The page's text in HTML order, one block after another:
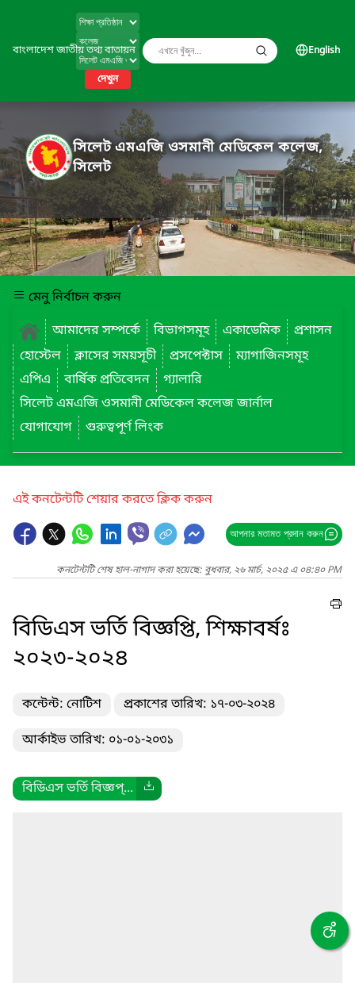
বাংলাদেশ জাতীয় তথ্য বাতায়ন
দেখুন
English
সিলেট এমএজি ওসমানী মেডিকেল কলেজ,
সিলেট
মেনু নির্বাচন করুন
আমাদের সম্পর্কে
বিভাগসমূহ একাডেমিক
প্রশাসন
হোস্টেল
ক্লাসের সময়সূচী প্রসপেক্টাস
ম্যাগাজিনসমূহ
এপিএ
বার্ষিক প্রতিবেদন
গ্যালারি
সিলেট এমএজি ওসমানী মেডিকেল কলেজ জার্নাল
যোগাযোগ
গুরুত্বপূর্ণ লিংক
এই কনটেন্টটি শেয়ার করতে ক্লিক করুন
আপনার মতামত প্রদান করুন
কনটেন্টটি শেষ হাল-নাগাদ করা হয়েছে: বুধবার, ২৬ মার্চ, ২০২৫ এ ০৪:৪০ PM
বিডিএস ভর্তি বিজ্ঞপ্তি, শিক্ষাবর্ষঃ
২০২৩-২০২৪
কন্টেন্ট: নোটিশ প্রকাশের তারিখ: ১৭-০৩-২০২৪
আর্কাইভ তারিখ: ০১-০১-২০৩১
বিডিএস ভর্তি বিজ্ঞপ্...